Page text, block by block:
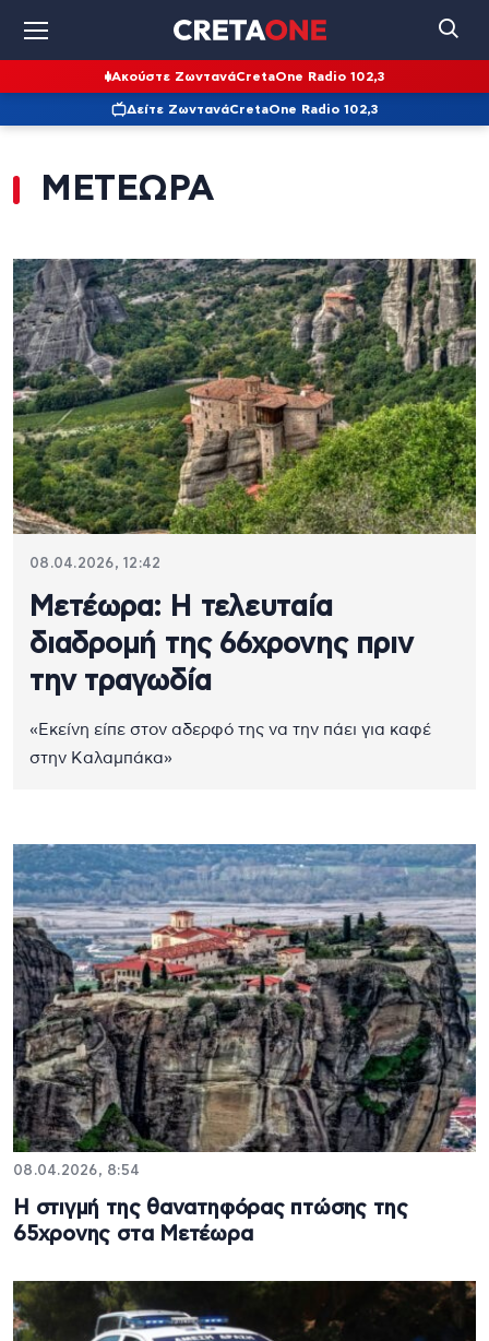
Ακούστε ΖωντανάCretaOne Radio 102,3
Δείτε ΖωντανάCretaOne Radio 102,3
ΜΕΤΕΩΡΑ
08.04.2026, 12:42
Μετέωρα: Η τελευταία
διαδρομή της 66χρονης πριν
την τραγωδία
«Εκείνη είπε στον αδερφό της να την πάει για καφέ
στην Καλαμπάκα»
08.04.2026, 8:54
Η στιγμή της θανατηφόρας πτώσης της
65χρονης στα Μετέωρα